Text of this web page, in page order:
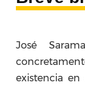
José
existencia